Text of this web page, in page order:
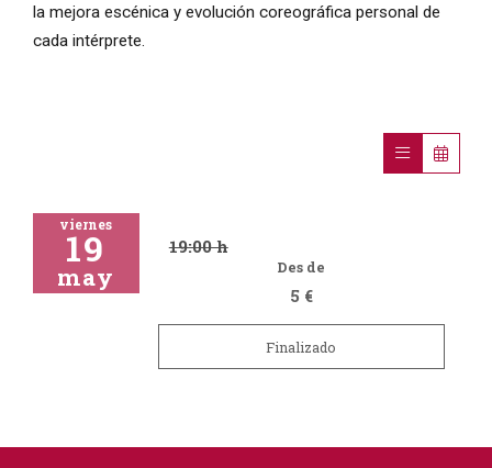
la mejora escénica y evolución coreográfica personal de
cada intérprete.
viernes
19
may
19:00 h
Des de
5 €
Finalizado